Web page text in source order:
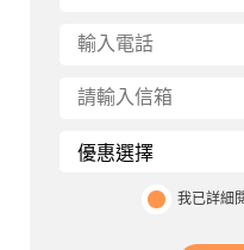
我已詳細